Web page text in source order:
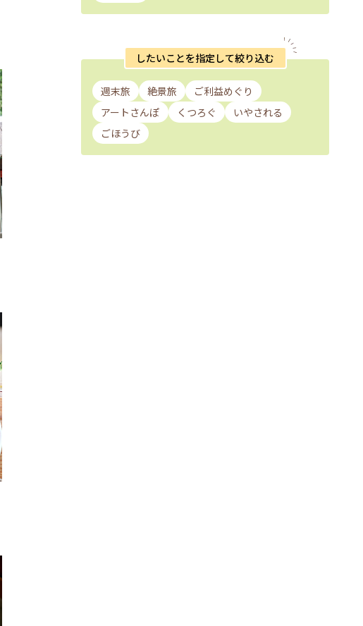
したいことを指定して絞り込む
週末旅 絶景旅
ご利益めぐり
アートさんぽ
くつろぐ
いやされる
ごほうび